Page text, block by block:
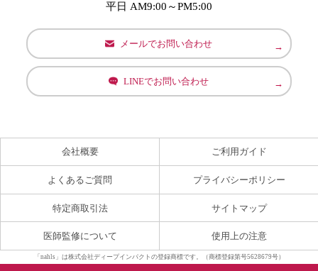
平日 AM9:00～PM5:00
メールでお問い合わせ
LINEでお問い合わせ
会社概要 ご利用ガイド
よくあるご質問 プライバシーポリシー
特定商取引法 サイトマップ
医師監修について 使用上の注意
「nahls」は株式会社ディープインパクトの登録商標です。（商標登録第号5628679号）